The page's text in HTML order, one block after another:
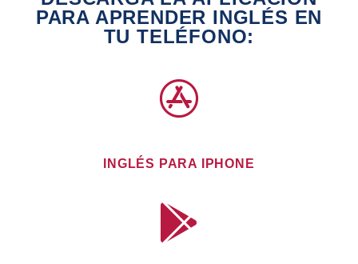
PARA APRENDER INGLÉS EN
TU TELÉFONO:
INGLÉS PARA IPHONE